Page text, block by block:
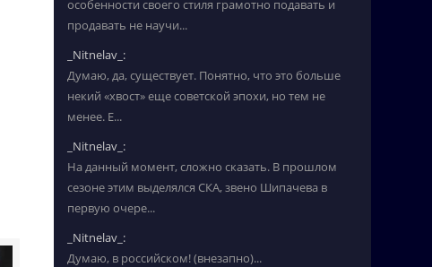
особенности своего стиля грамотно подавать и
продавать не научи...
_Nitnelav_:
Думаю, да, существует. Понятно, что это больше
некий «хвост» еще советской эпохи, но тем не
менее. Е...
_Nitnelav_:
На данный момент, сложно сказать. В прошлом
сезоне этим выделялся СКА, звено Шипачева в
первую очере...
_Nitnelav_:
Думаю, в российском! (внезапно)...